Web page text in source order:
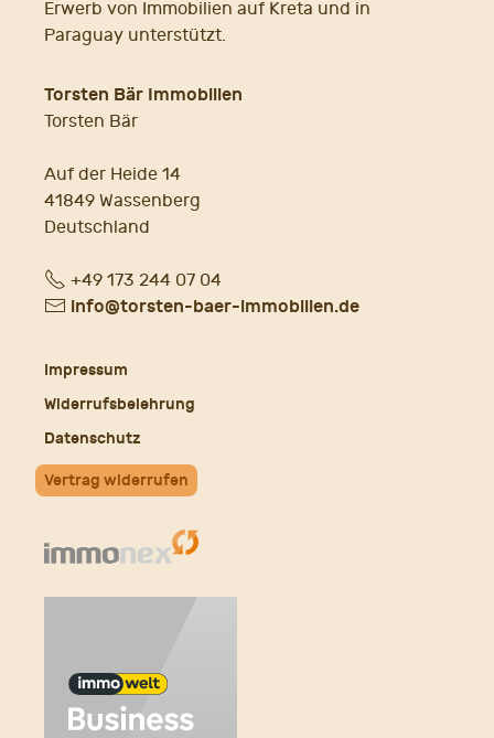
Erwerb von Immobilien auf Kreta und in
Paraguay unterstützt.
Torsten Bär Immobilien
Torsten Bär
Auf der Heide 14
41849 Wassenberg
Deutschland
Fon+49 173 244 07 04
E- info@torsten-baer-immobilien.de
Impressum
Widerrufsbelehrung
Datenschutz
Vertrag widerrufen